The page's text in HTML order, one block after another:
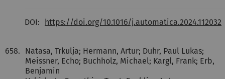
DOI: https://doi.org/10.1016/j.automatica.2024.112032
658.
Natasa, Trkulja; Hermann, Artur; Duhr, Paul Lukas;
Meissner, Echo; Buchholz, Michael; Kargl, Frank; Erb,
Benjamin